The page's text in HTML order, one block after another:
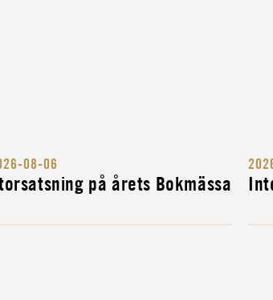
OCH...
08-06
på årets Bokmässa